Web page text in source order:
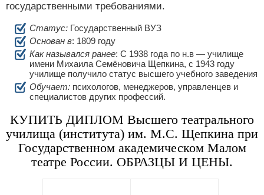
государственными требованиями.
Статус: Государственный ВУЗ
Основан в: 1809 году
Как назывался ранее: С 1938 года по н.в — училище
имени Михаила Семёновича Щепкина, с 1943 году
училище получило статус высшего учебного заведения
Обучает: психологов, менеджеров, управленцев и
специалистов других профессий.
КУПИТЬ ДИПЛОМ Высшего театрального
училища (института) им. М.С. Щепкина при
Государственном академическом Малом
театре России. ОБРАЗЦЫ И ЦЕНЫ.